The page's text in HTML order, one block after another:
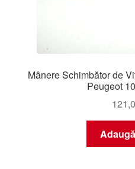
Mânere Schimbător de
Peugeot